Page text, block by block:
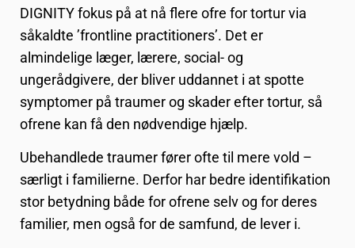
DIGNITY fokus på at nå flere ofre for tortur via
såkaldte ’frontline practitioners’. Det er
almindelige læger, lærere, social- og
ungerådgivere, der bliver uddannet i at spotte
symptomer på traumer og skader efter tortur, så
ofrene kan få den nødvendige hjælp.
Ubehandlede traumer fører ofte til mere vold –
særligt i familierne. Derfor har bedre identifikation
stor betydning både for ofrene selv og for deres
familier, men også for de samfund, de lever i.